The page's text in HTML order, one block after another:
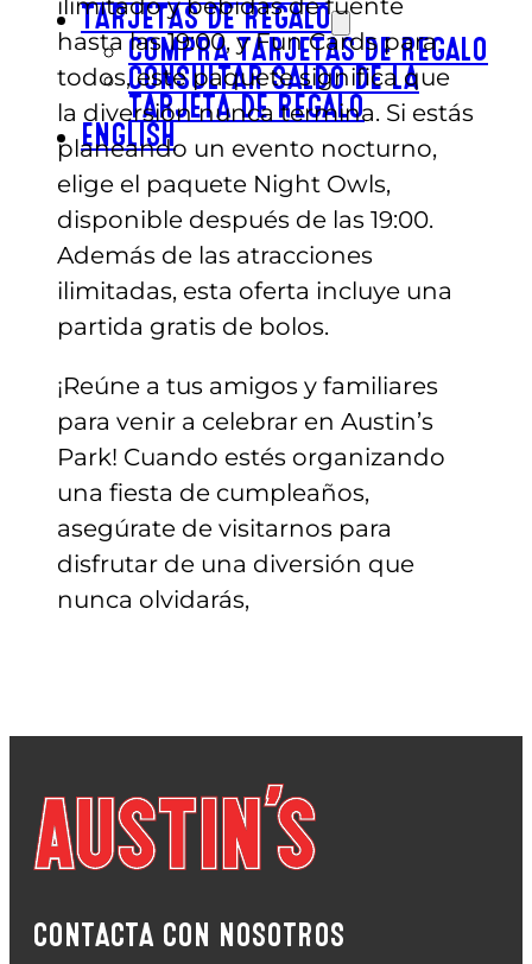
TARJETAS DE REGALO
COMPRA TARJETAS DE REGALO
CONSULTAR SALDO DE LA
TARJETA DE REGALO
ENGLISH
hasta las 19:00, y Fun Cards para
todos, este paquete significa que
la diversión nunca termina. Si estás
planeando un evento nocturno,
elige el paquete Night Owls,
disponible después de las 19:00.
Además de las atracciones
ilimitadas, esta oferta incluye una
partida gratis de bolos.
¡Reúne a tus amigos y familiares
para venir a celebrar en Austin’s
Park! Cuando estés organizando
una fiesta de cumpleaños,
asegúrate de visitarnos para
disfrutar de una diversión que
nunca olvidarás,
CONTACTA CON NOSOTROS